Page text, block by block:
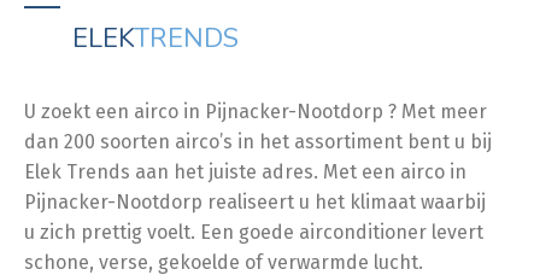
ELEKTRENDS
U zoekt een airco in Pijnacker-Nootdorp ? Met meer
dan 200 soorten airco’s in het assortiment bent u bij
Elek Trends aan het juiste adres. Met een airco in
Pijnacker-Nootdorp realiseert u het klimaat waarbij
u zich prettig voelt. Een goede airconditioner levert
schone, verse, gekoelde of verwarmde lucht.